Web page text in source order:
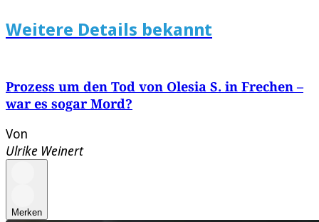
Weitere Details bekannt
Prozess um den Tod von Olesia S. in Frechen –
war es sogar Mord?
Von
Ulrike Weinert
Merken